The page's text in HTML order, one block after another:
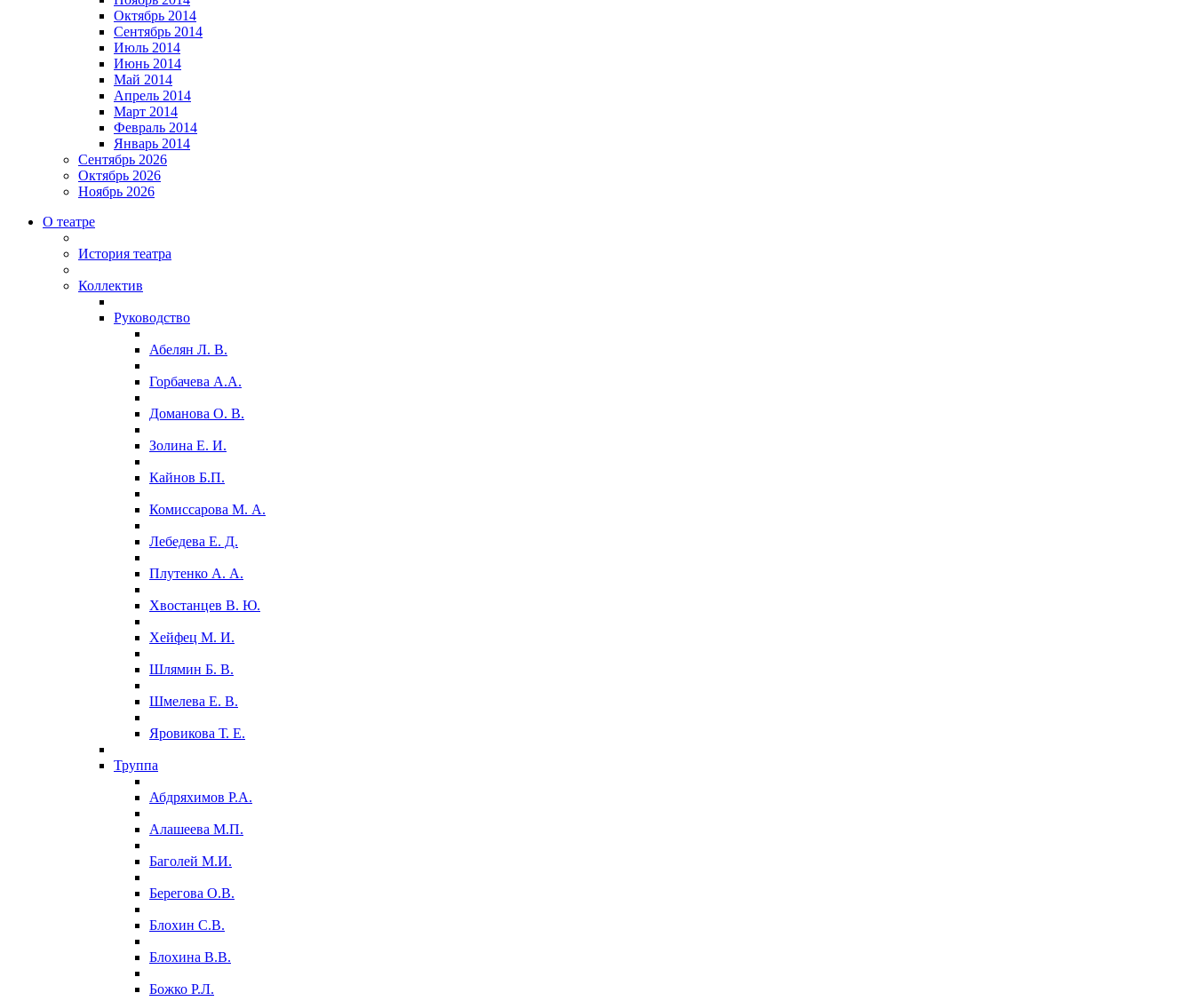
Октябрь 2014
Сентябрь 2014
Июль 2014
Июнь 2014
Май 2014
Апрель 2014
Март 2014
Февраль 2014
Январь 2014
Сентябрь 2026
Октябрь 2026
Ноябрь 2026
О театре
История театра
Коллектив
Руководство
Абелян Л. В.
Горбачева А.А.
Доманова О. В.
Золина Е. И.
Кайнов Б.П.
Комиссарова М. А.
Лебедева Е. Д.
Плутенко А. А.
Хвостанцев В. Ю.
Хейфец М. И.
Шлямин Б. В.
Шмелева Е. В.
Яровикова Т. Е.
Труппа
Абдряхимов Р.А.
Алашеева М.П.
Баголей М.И.
Берегова О.В.
Блохин С.В.
Блохина В.В.
Божко Р.Л.